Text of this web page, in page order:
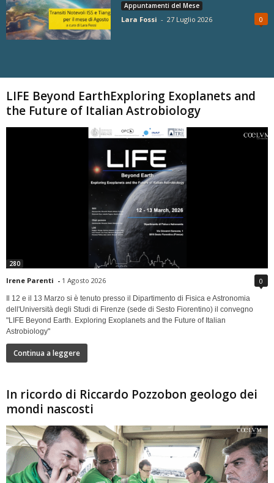
Appuntamenti del Mese
Lara Fossi - 27 Luglio 2026 0
LIFE Beyond EarthExploring Exoplanets and
the Future of Italian Astrobiology
280
Irene Parenti - 1 Agosto 2026 0
Il 12 e il 13 Marzo si è tenuto presso il Dipartimento di Fisica e Astronomia
dell'Università degli Studi di Firenze (sede di Sesto Fiorentino) il convegno
"LIFE Beyond Earth. Exploring Exoplanets and the Future of Italian
Astrobiology"
Continua a leggere
In ricordo di Riccardo Pozzobon geologo dei
mondi nascosti